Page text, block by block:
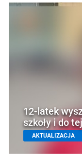
12-latek
szkoły i do
AKTUALIZACJA